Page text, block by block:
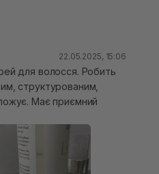
22.05.2025, 15:06
для волосся. Робить
структурованим,
Має приємний